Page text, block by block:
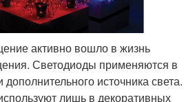
активно вошло в жизнь
Светодиоды применяются в
дополнительного источника света.
лишь в декоративных